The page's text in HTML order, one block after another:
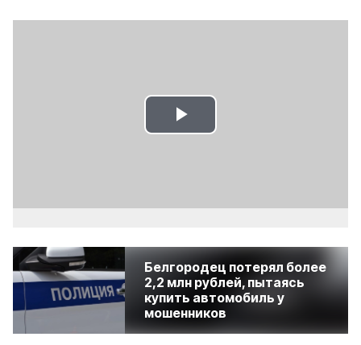
Play
Белгородец потерял более
2,2 млн рублей, пытаясь
купить автомобиль у
мошенников